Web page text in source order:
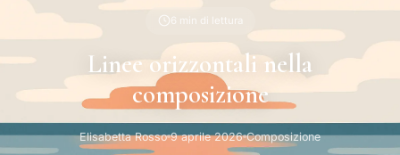
6 min di lettura
Linee orizzontali nella
composizione
Elisabetta Rosso 9 aprile 2026 Composizione